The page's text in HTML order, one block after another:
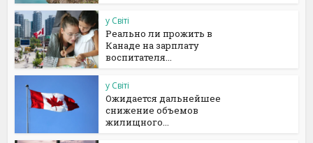
у Світі
Реально ли прожить в
Канаде на зарплату
воспитателя...
у Світі
Ожидается дальнейшее
снижение объемов
жилищного...